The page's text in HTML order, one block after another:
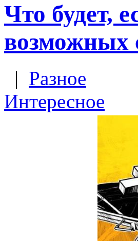
Что будет,
возможных
| Разное
Интересное